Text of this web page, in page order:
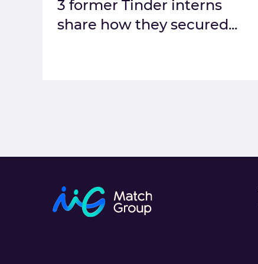
3 former Tinder interns
share how they secured...